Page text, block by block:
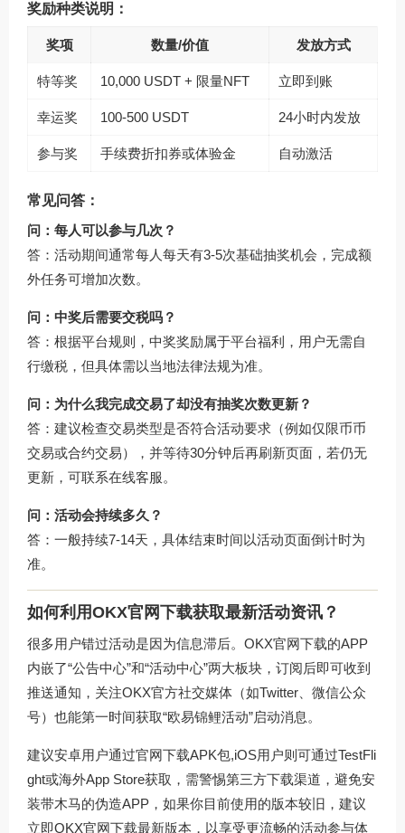
奖励种类说明：
奖项 数量/价值 发放方式
特等奖 10,000 USDT + 限量NFT 立即到账
幸运奖 100-500 USDT 24小时内发放
参与奖 手续费折扣券或体验金 自动激活
常见问答：
问：每人可以参与几次？
答：活动期间通常每人每天有3-5次基础抽奖机会，完成额
外任务可增加次数。
问：中奖后需要交税吗？
答：根据平台规则，中奖奖励属于平台福利，用户无需自
行缴税，但具体需以当地法律法规为准。
问：为什么我完成交易了却没有抽奖次数更新？
答：建议检查交易类型是否符合活动要求（例如仅限币币
交易或合约交易），并等待30分钟后再刷新页面，若仍无
更新，可联系在线客服。
问：活动会持续多久？
答：一般持续7-14天，具体结束时间以活动页面倒计时为
准。
如何利用OKX官网下载获取最新活动资讯？
很多用户错过活动是因为信息滞后。 OKX官网下载的APP
内嵌了“公告中心”和“活动中心”两大板块，订阅后即可收到
推送通知，关注OKX官方社交媒体（如Twitter、微信公众
号）也能第一时间获取“欧易锦鲤活动”启动消息。
建议安卓用户通过官网下载APK包,iOS用户则可通过TestFli
ght或海外App Store获取，需警惕第三方下载渠道，避免安
装带木马的伪造APP，如果你目前使用的版本较旧，建议
立即OKX官网下载最新版本，以享受更流畅的活动参与体